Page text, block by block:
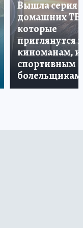
Вышла серия
домашних ТВ,
которые
приглянутся и
киноманам, и
спортивным
болельщикам